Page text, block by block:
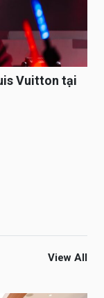
Vuitton tại
View All